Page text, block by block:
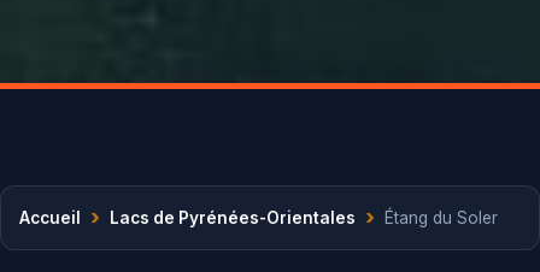
Accueil › Lacs de Pyrénées-Orientales › Étang du Soler